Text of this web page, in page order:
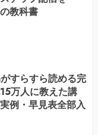
教科書
すらすら読める完
万人に教えた講
例・早見表全部入